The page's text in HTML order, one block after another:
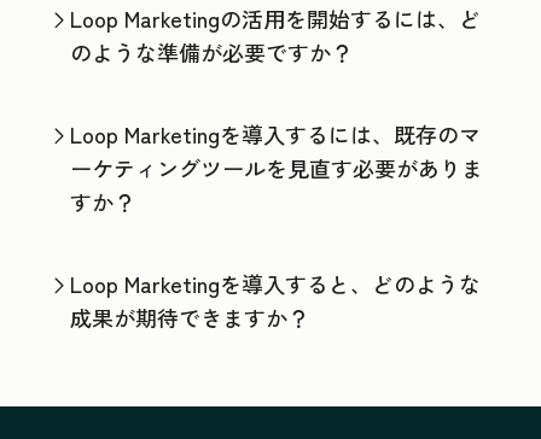
Loop Marketingの活用を開始するには、ど
のような準備が必要ですか？
Loop Marketingを導入するには、既存のマ
ーケティングツールを見直す必要がありま
すか？
Loop Marketingを導入すると、どのような
成果が期待できますか？